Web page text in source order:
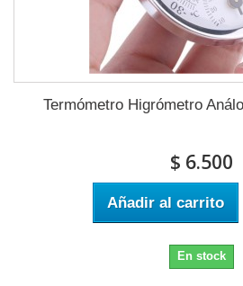
Termómetro Higrómetro
$ 6.500
Añadir al carrito
En stock